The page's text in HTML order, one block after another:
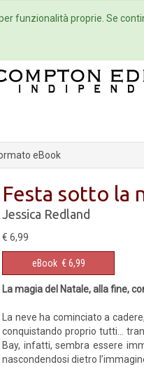
Eventi
eBook
Festa sotto la
Jessica Redland
€ 6,99
eBook € 6,99
La magia del Natale, alla fine,
La neve ha cominciato a
conquistando proprio tutti…
Bay, infatti, sembra essere
nascondendosi dietro
funzionalità proprie. Se